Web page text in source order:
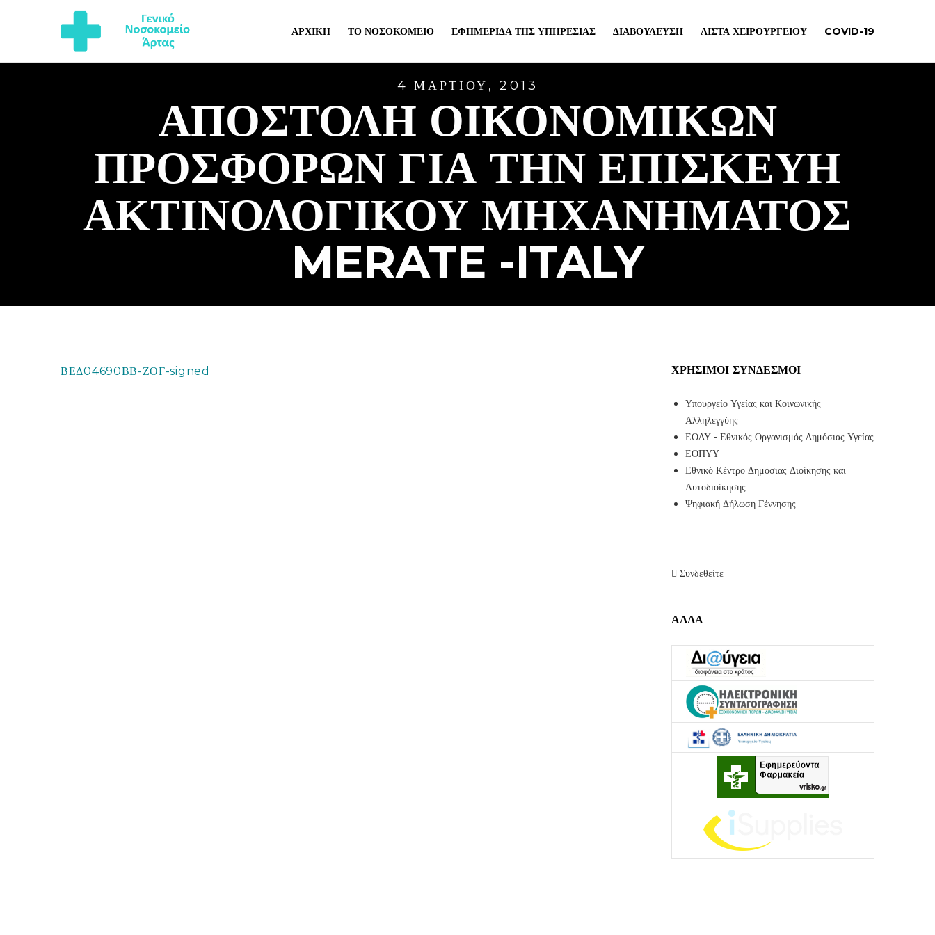
ΑΡΧΙΚΉ ΤΟ ΝΟΣΟΚΟΜΕΊΟ ΕΦΗΜΕΡΊΔΑ ΤΗΣ ΥΠΗΡΕΣΊΑΣ ΔΙΑΒΟΎΛΕΥΣΗ ΛΊΣΤΑ ΧΕΙΡΟΥΡΓΕΊΟΥ COVID-19
4 ΜΑΡΤΊΟΥ, 2013
ΑΠΟΣΤΟΛΉ ΟΙΚΟΝΟΜΙΚΏΝ
ΠΡΟΣΦΟΡΏΝ ΓΙΑ ΤΗΝ ΕΠΙΣΚΕΥΉ
ΑΚΤΙΝΟΛΟΓΙΚΟΎ ΜΗΧΑΝΉΜΑΤΟΣ
MERATE -ITALY
ΒΕΔ04690ΒΒ-ΖΟΓ-signed ΧΡΉΣΙΜΟΙ ΣΎΝΔΕΣΜΟΙ
Υπουργείο Υγείας και Κοινωνικής
Αλληλεγγύης
ΕΟΔΥ - Εθνικός Οργανισμός Δημόσιας Υγείας
ΕΟΠΥΥ
Εθνικό Κέντρο Δημόσιας Διοίκησης και
Αυτοδιοίκησης
Ψηφιακή Δήλωση Γέννησης
Συνδεθείτε
ΑΛΛΑ